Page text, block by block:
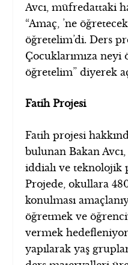
Avcı, müfredattaki
“Amaç, ’ne
öğretelim’di. Ders
Çocuklarımıza
öğretelim” diyerek
Fatih Projesi
Fatih projesi
bulunan Bakan
iddialı ve
Projede, okullara
konulması
öğretmek ve
vermek
yapılarak yaş